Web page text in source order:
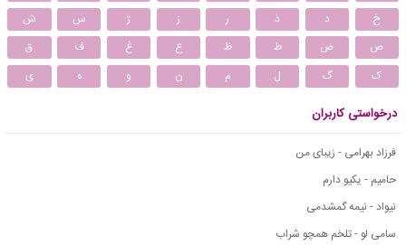
خ
د ذ ر ز ژ س
ش
ص
ض ط ظ ع غ ف
ق
ک
گ ل م ن و ه ی
درخواستی کاربران
فرزاد بهرامی - زیبای من
حامیم - یکیو دارم
نیواد - نیمه گمشدمی
سامی لو - تلخم همچو شراب